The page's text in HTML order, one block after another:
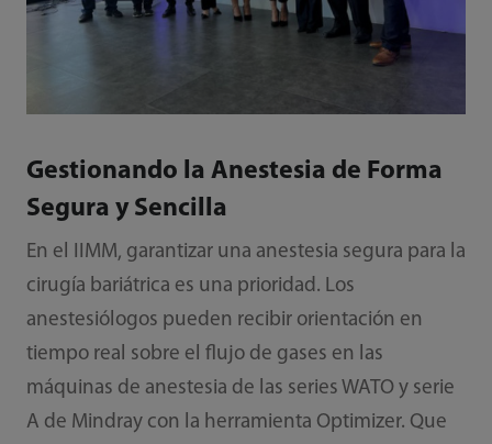
Gestionando la Anestesia de Forma
Segura y Sencilla
En el IIMM, garantizar una anestesia segura para la
cirugía bariátrica es una prioridad. Los
anestesiólogos pueden recibir orientación en
tiempo real sobre el flujo de gases en las
máquinas de anestesia de las series WATO y serie
A de Mindray con la herramienta Optimizer. Que